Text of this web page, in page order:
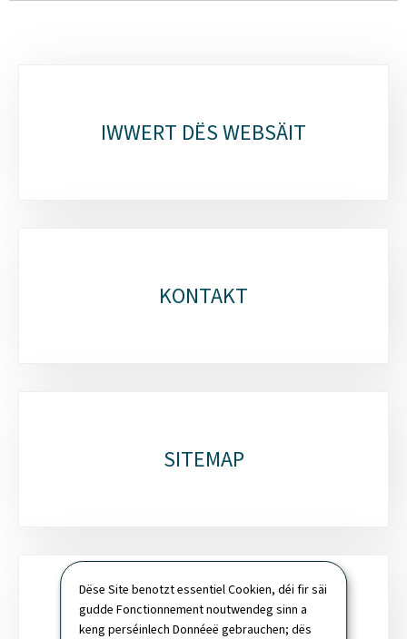
Dëse Site benotzt essentiel Cookien, déi fir säi
gudde Fonctionnement noutwendeg sinn a
keng perséinlech Donnéeë gebrauchen; dës
IWWERT DËS WEBSÄIT
KONTAKT
SITEMAP
SICH